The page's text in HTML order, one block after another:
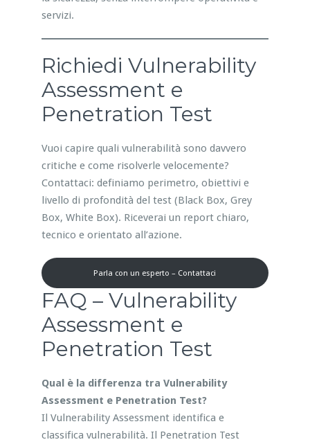
servizi.
Richiedi Vulnerability
Assessment e
Penetration Test
Vuoi capire quali vulnerabilità sono davvero
critiche e come risolverle velocemente?
Contattaci: definiamo perimetro, obiettivi e
livello di profondità del test (Black Box, Grey
Box, White Box). Riceverai un report chiaro,
tecnico e orientato all’azione.
Parla con un esperto – Contattaci
FAQ – Vulnerability
Assessment e
Penetration Test
Qual è la differenza tra Vulnerability
Assessment e Penetration Test?
Il Vulnerability Assessment identifica e
classifica vulnerabilità. Il Penetration Test